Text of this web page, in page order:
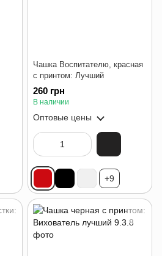
Чашка Воспитателю, красная
с принтом: Лучший
260 грн
В наличии
Оптовые цены
+9